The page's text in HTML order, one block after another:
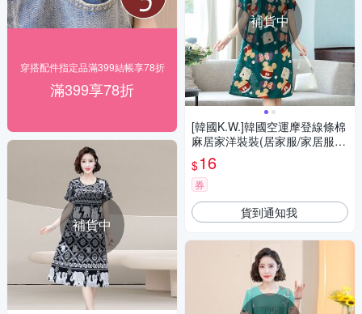
穿搭配件指定品滿399結帳享78折
滿399享78折
補貨中
補貨中
[韓國K.W.]韓國空運摩登線條棉
麻居家洋裝裝(居家服/家居服/
睡衣/睡裙/涼感睡衣)湖藍相機
$16
券
貨到通知我